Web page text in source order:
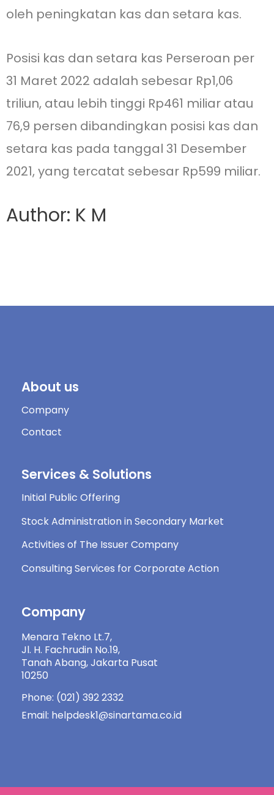
oleh peningkatan kas dan setara kas.
Posisi kas dan setara kas Perseroan per
31 Maret 2022 adalah sebesar Rp1,06
triliun, atau lebih tinggi Rp461 miliar atau
76,9 persen dibandingkan posisi kas dan
setara kas pada tanggal 31 Desember
2021, yang tercatat sebesar Rp599 miliar.
Author: K M
About us
Company
Contact
Services & Solutions
Initial Public Offering
Stock Administration in Secondary Market
Activities of The Issuer Company
Consulting Services for Corporate Action
Company
Menara Tekno Lt.7,
Jl. H. Fachrudin No.19,
Tanah Abang, Jakarta Pusat
10250
Phone: (021) 392 2332
Email: helpdesk1@sinartama.co.id